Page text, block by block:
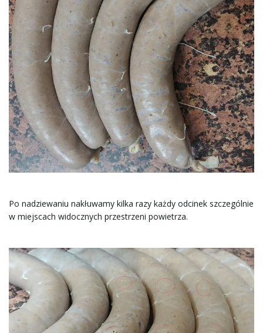
Po nadziewaniu nakłuwamy kilka razy każdy odcinek szczególnie
w miejscach widocznych przestrzeni powietrza.